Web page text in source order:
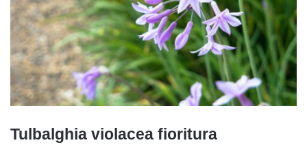
Tulbalghia violacea fioritura